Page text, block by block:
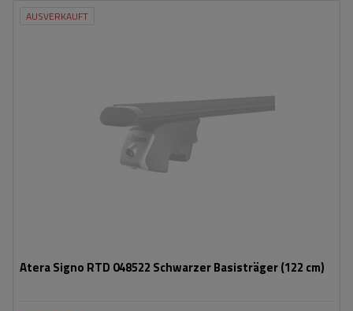
AUSVERKAUFT
Atera Signo RTD 048522 Schwarzer Basisträger (122 cm)